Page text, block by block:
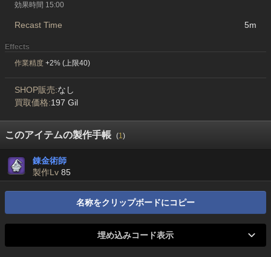
効果時間 15:00
Recast Time 5m
Effects
作業精度+2% (上限40)
SHOP販売:なし
買取価格:197 Gil
このアイテムの製作手帳 (1)
錬金術師
製作Lv 85
名称をクリップボードにコピー
埋め込みコード表示